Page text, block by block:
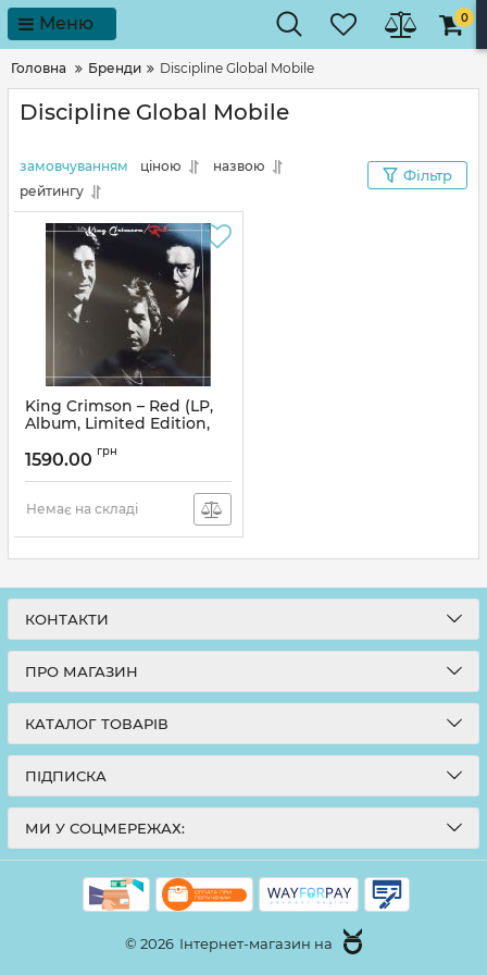
Меню 0
Головна Бренди Discipline Global Mobile
Discipline Global Mobile
замовчуванням ціною
назвою
рейтингу
Фільтр
King Crimson – Red (LP,
Album, Limited Edition,
Anniversary Edition, 200g,
1590.00 грн
Немає на складі
КОНТАКТИ
ПРО МАГАЗИН
КАТАЛОГ ТОВАРІВ
ПІДПИСКА
МИ У СОЦМЕРЕЖАХ:
© 2026 Інтернет-магазин на